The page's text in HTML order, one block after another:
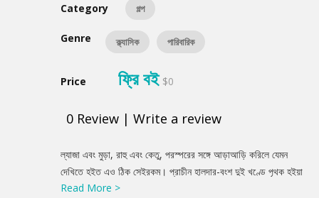
Category গল্প
Genre ক্ল্যাসিক পারিবারিক
Price ফ্রি বই $0
0 Review | Write a review
Summery
ল্যাজা এবং মুড়া, রাহু এবং কেতু, পরস্পরের সঙ্গে আড়াআড়ি করিলে যেমন
দেখিতে হইত এও ঠিক সেইরকম। প্রাচীন হালদার-বংশ দুই খণ্ডে পৃথক হইয়া
প্রকাণ্ড বসত-বাড়ির মাঝখানে এক ভিত্তি তুলিয়া পরস্পর পিঠাপিঠি করিয়া
Read More >